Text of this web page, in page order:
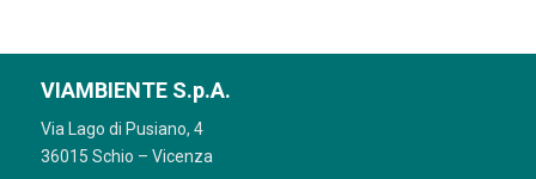
VIAMBIENTE S.p.A.
Via Lago di Pusiano, 4
36015 Schio – Vicenza